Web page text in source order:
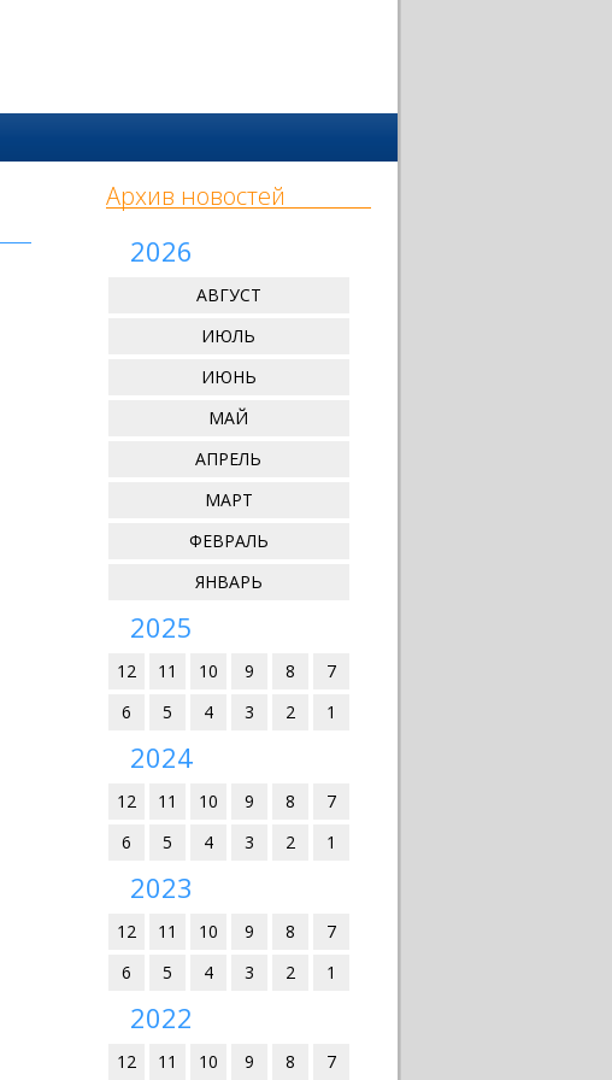
Архив новостей
2026
АВГУСТ
ИЮЛЬ
ИЮНЬ
МАЙ
АПРЕЛЬ
МАРТ
ФЕВРАЛЬ
ЯНВАРЬ
2025
12 11 10 9 8
7
6
5 4 3 2 1
2024
12 11 10 9 8
7
6
5 4 3 2 1
2023
12 11 10 9 8
7
6
5 4 3 2 1
2022
12 11 10 9 8 7